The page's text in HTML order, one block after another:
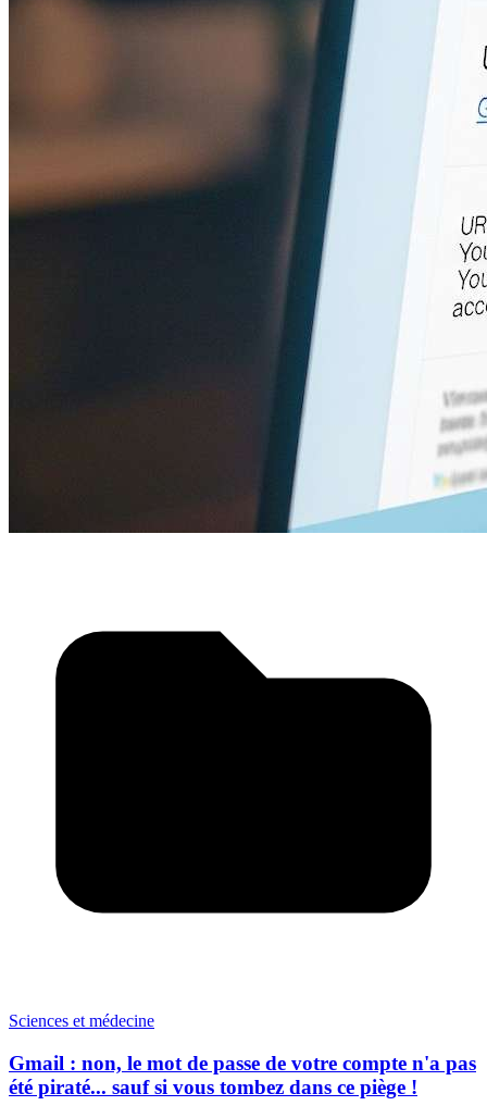
Sciences et médecine
Gmail : non, le mot de passe de votre compte n'a pas
été piraté... sauf si vous tombez dans ce piège !